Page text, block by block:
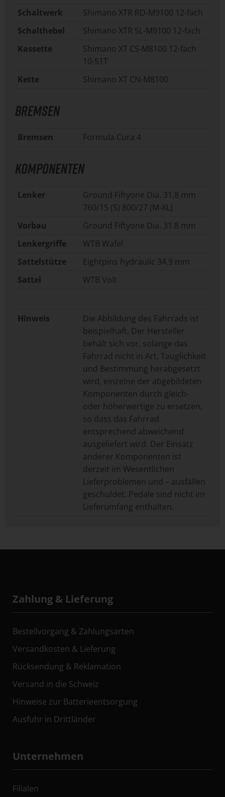
Schaltwerk
Shimano XTR RD-M9100 12-fach
Schalthebel
Shimano XTR SL-M9100 12-fach
Kassette
Shimano XT CS-M8100 12-fach
10-51T
Kette
Shimano XT CN-M8100
BREMSEN
Bremsen Formula Cura 4
KOMPONENTEN
Lenker
Ground Fiftyone Dia. 31.8 mm
760/15 (S) 800/27 (M-XL)
Vorbau
Ground Fiftyone Dia. 31.8 mm
Lenkergriffe
WTB Wafel
Sattelstütze
Eightpins hydraulic 34.9 mm
Sattel
WTB Volt
Hinweis
Die Abbildung des Fahrrads ist
beispielhaft. Der Hersteller
behält sich vor, solange das
Fahrrad nicht in Art, Tauglichkeit
und Bestimmung herabgesetzt
wird, einzelne der abgebildeten
Komponenten durch gleich-
oder höherwertige zu ersetzen,
so dass das Fahrrad
entsprechend abweichend
ausgeliefert wird. Der Einsatz
anderer Komponenten ist
derzeit im Wesentlichen
Lieferproblemen und – ausfällen
geschuldet. Pedale sind nicht im
Lieferumfang enthalten.
Zahlung & Lieferung
Bestellvorgang & Zahlungsarten
Versandkosten & Lieferung
Rücksendung & Reklamation
Versand in die Schweiz
Hinweise zur Batterieentsorgung
Ausfuhr in Drittländer
Unternehmen
Filialen